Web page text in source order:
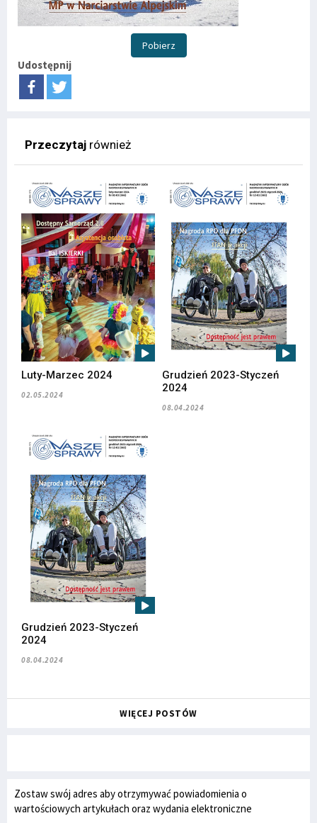
Pobierz
Udostępnij
Przeczytaj również
Luty-Marzec 2024
02.05.2024
Grudzień 2023-Styczeń
2024
08.04.2024
Grudzień 2023-Styczeń
2024
08.04.2024
WIĘCEJ POSTÓW
Zostaw swój adres aby otrzymywać powiadomienia o
wartościowych artykułach oraz wydania elektroniczne